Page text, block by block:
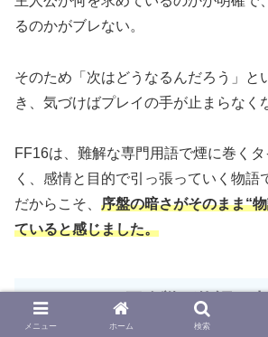
るのかがブレない。
そのため「次はどうなるんだろう」と
き、気づけばプレイの手が止まらなく
FF16は、難解な専門用語で煙に巻く
く、感情と目的で引っ張っていく物語
だからこそ、 序盤の暗さがそのまま“
ていると感じました。
クリスタル×召喚獣が物語の
世界観
メニュー ホーム 検索